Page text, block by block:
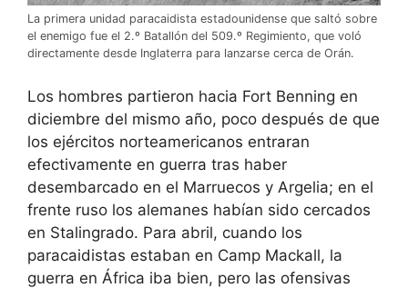
La primera unidad paracaidista estadounidense que saltó sobre
el enemigo fue el 2.º Batallón del 509.º Regimiento, que voló
directamente desde Inglaterra para lanzarse cerca de Orán.
Los hombres partieron hacia Fort Benning en
diciembre del mismo año, poco después de que
los ejércitos norteamericanos entraran
efectivamente en guerra tras haber
desembarcado en el Marruecos y Argelia; en el
frente ruso los alemanes habían sido cercados
en Stalingrado. Para abril, cuando los
paracaidistas estaban en Camp Mackall, la
guerra en África iba bien, pero las ofensivas